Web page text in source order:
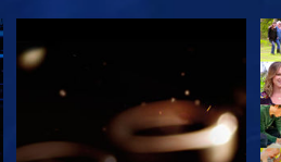
DÉCOUVRIR LES SÉRIES